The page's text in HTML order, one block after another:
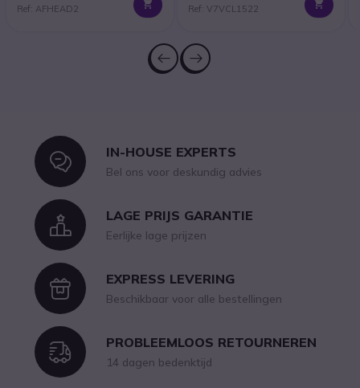
Ref: AFHEAD2 Ref: V7VCL1522
IconIN-HOUSE EXPERTS
Bel ons voor deskundig advies
IconLAGE PRIJS GARANTIE
Eerlijke lage prijzen
IconEXPRESS LEVERING
Beschikbaar voor alle bestellingen
IconPROBLEEMLOOS RETOURNEREN
14 dagen bedenktijd